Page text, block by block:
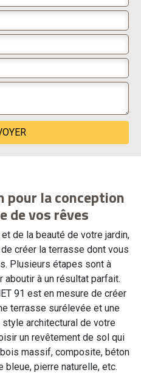
la conception
de vos rêves
de la beauté de votre jardin,
créer la terrasse dont vous
Plusieurs étapes sont à
à un résultat parfait.
91 est en mesure de créer
terrasse surélevée et une
architectural de votre
un revêtement de sol qui
massif, composite, béton
bleue, pierre naturelle, etc.